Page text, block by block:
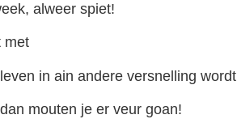
alweer spiet!
met
in ain andere versnelling
mouten je er veur goan!